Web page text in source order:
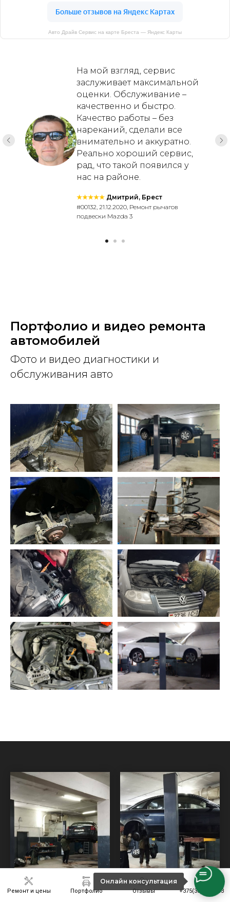
Онлайн консультация
Ремонт и цены Портфолио Отзывы +375(33)6301243
Авто Драйв Сервис на карте Бреста — Яндекс Карты
На мой взгляд, сервис
заслуживает максимальной
оценки. Обслуживание –
качественно и быстро.
Качество работы – без
нареканий, сделали все
внимательно и аккуратно.
Реально хороший сервис,
рад, что такой появился у
нас на районе.
★★★★★ Дмитрий, Брест
#00132, 21.12.2020, Ремонт рычагов
подвески Mazda 3
Портфолио и видео ремонта
автомобилей
Фото и видео диагностики и
обслуживания авто